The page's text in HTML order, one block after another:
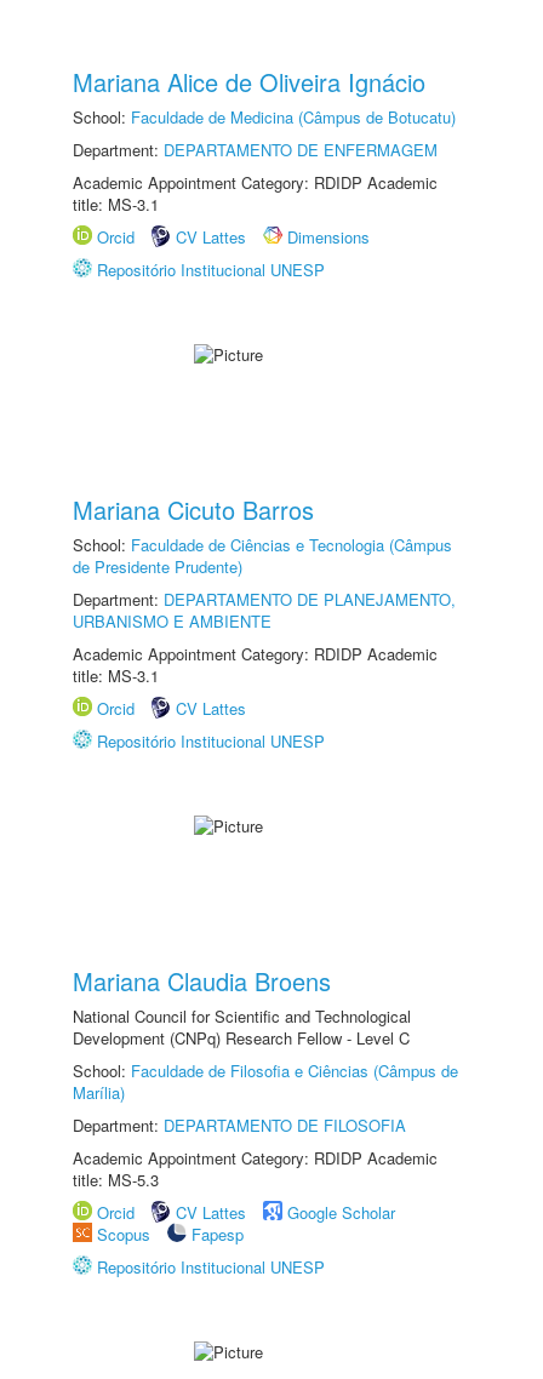
Mariana Alice de Oliveira Ignácio
School: Faculdade de Medicina (Câmpus de Botucatu)
Department: DEPARTAMENTO DE ENFERMAGEM
Academic Appointment Category: RDIDP Academic
title: MS-3.1
Orcid
CV Lattes
Dimensions
Repositório Institucional UNESP
Mariana Cicuto Barros
School: Faculdade de Ciências e Tecnologia (Câmpus
de Presidente Prudente)
Department: DEPARTAMENTO DE PLANEJAMENTO,
URBANISMO E AMBIENTE
Academic Appointment Category: RDIDP Academic
title: MS-3.1
Orcid
CV Lattes
Repositório Institucional UNESP
Mariana Claudia Broens
National Council for Scientific and Technological
Development (CNPq) Research Fellow - Level C
School: Faculdade de Filosofia e Ciências (Câmpus de
Marília)
Department: DEPARTAMENTO DE FILOSOFIA
Academic Appointment Category: RDIDP Academic
title: MS-5.3
Orcid
CV Lattes
Google Scholar
Scopus
Fapesp
Repositório Institucional UNESP